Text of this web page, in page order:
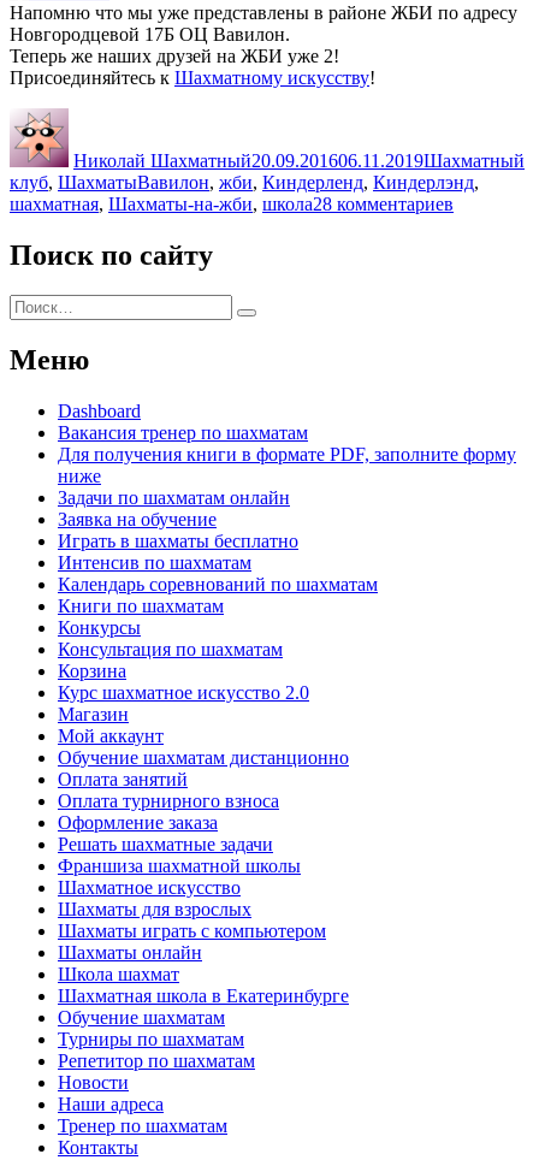
Напомню что мы уже представлены в районе ЖБИ по адресу
Новгородцевой 17Б ОЦ Вавилон.
Теперь же наших друзей на ЖБИ уже 2!
Присоединяйтесь к Шахматному искусству!
Николай Шахматный20.09.201606.11.2019Шахматный
клуб, ШахматыМетки
Вавилон, жби, Киндерленд, Киндерлэнд,
шахматная, Шахматы-на-жби, школа28 комментариев
Поиск по сайту
Искать:
Поиск
Меню
Dashboard
Вакансия тренер по шахматам
Для получения книги в формате PDF, заполните форму
ниже
Задачи по шахматам онлайн
Заявка на обучение
Играть в шахматы бесплатно
Интенсив по шахматам
Календарь соревнований по шахматам
Книги по шахматам
Конкурсы
Консультация по шахматам
Корзина
Курс шахматное искусство 2.0
Магазин
Мой аккаунт
Обучение шахматам дистанционно
Оплата занятий
Оплата турнирного взноса
Оформление заказа
Решать шахматные задачи
Франшиза шахматной школы
Шахматное искусство
Шахматы для взрослых
Шахматы играть с компьютером
Шахматы онлайн
Школа шахмат
Шахматная школа в Екатеринбурге
Обучение шахматам
Турниры по шахматам
Репетитор по шахматам
Новости
Наши адреса
Тренер по шахматам
Контакты